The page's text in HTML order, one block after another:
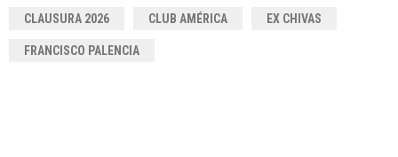
CLAUSURA 2026 CLUB AMÉRICA EX CHIVAS
FRANCISCO PALENCIA